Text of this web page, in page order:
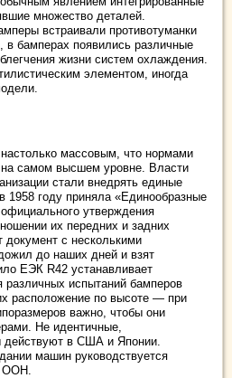
множество деталей.
встраивали противотуманки
в бамперах появились различные
жизни систем охлаждения.
элементом, иногда
массовым, что нормами
на самом высшем уровне. Власти
стали внедрять единые
году приняла «Единообразные
утверждения
их передних и задних
документ с несколькими
до наших дней и взят
ЕЭК R42 устанавливает
испытаний бамперов
расположение по высоте — при
важно, чтобы они
Не идентичные,
действуют в США и Японии.
машин руководствуется
ООН.